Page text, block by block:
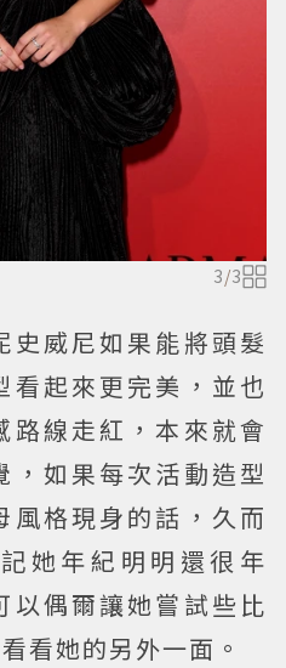
3/3
史威尼如果能將頭髮
看起來更完美，並也
路線走紅，本來就會
，如果每次活動造型
風格現身的話，久而
她年紀明明還很年
以偶爾讓她嘗試些比
看她的另外一面。